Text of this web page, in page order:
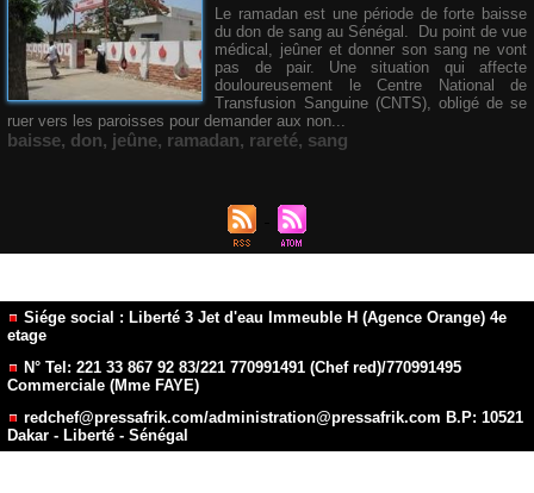
Le ramadan est une période de forte baisse
du don de sang au Sénégal. Du point de vue
médical, jeûner et donner son sang ne vont
pas de pair. Une situation qui affecte
douloureusement le Centre National de
Transfusion Sanguine (CNTS), obligé de se
ruer vers les paroisses pour demander aux non...
baisse, don, jeûne, ramadan, rareté, sang
Siége social : Liberté 3 Jet d'eau Immeuble H (Agence Orange) 4e
etage
N° Tel: 221 33 867 92 83/221 770991491 (Chef red)/770991495
Commerciale (Mme FAYE)
redchef@pressafrik.com/administration@pressafrik.com B.P: 10521
Dakar - Liberté - Sénégal